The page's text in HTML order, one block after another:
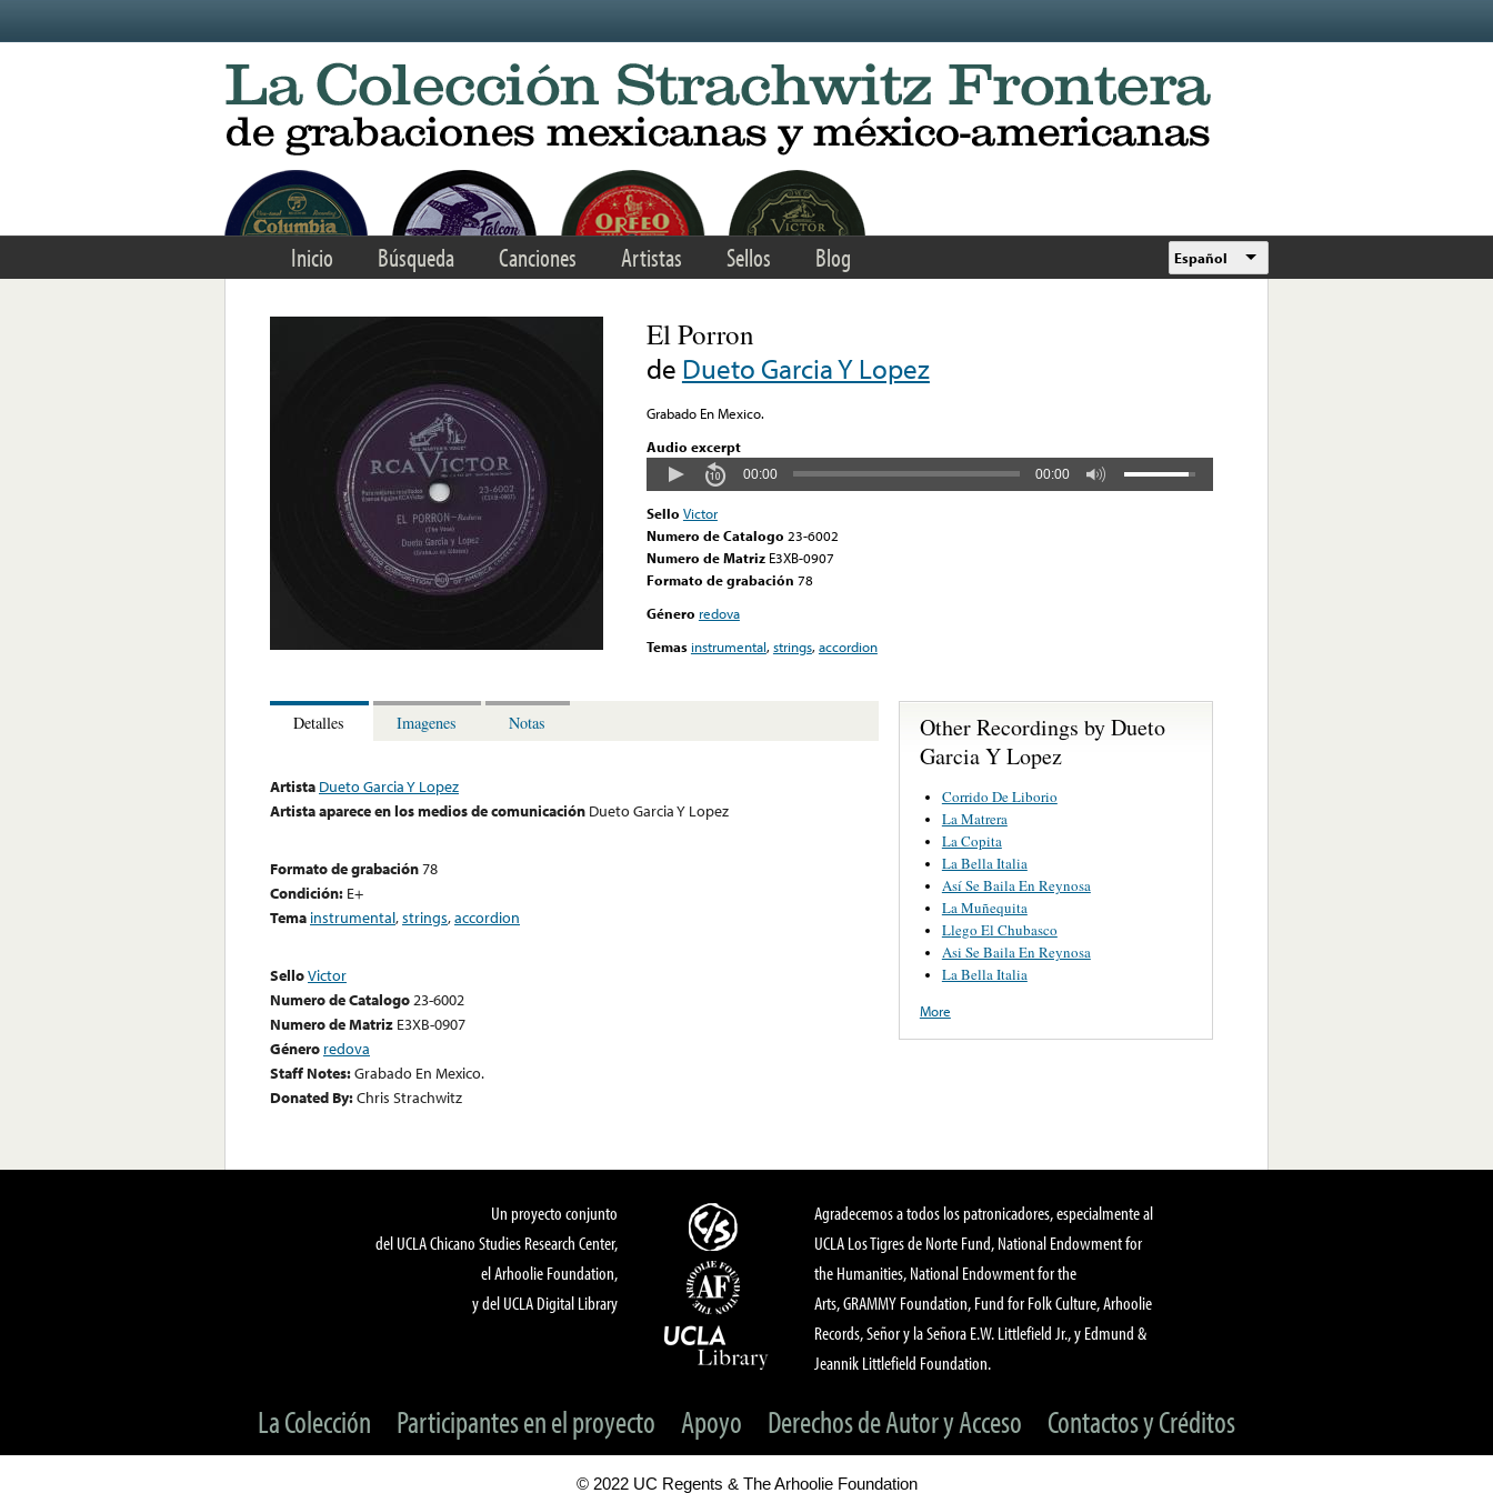
Inicio Búsqueda Canciones Artistas Sellos Blog Español
El Porron
de Dueto Garcia Y Lopez
Grabado En Mexico.
Audio excerpt
00:00 00:00
Sello Victor
Numero de Catalogo 23-6002
Numero de Matriz E3XB-0907
Formato de grabación 78
Género redova
Temas instrumental,strings,accordion
Detalles Imagenes Notas
Artista Dueto Garcia Y Lopez
Artista aparece en los medios de comunicación Dueto Garcia Y Lopez
Formato de grabación78
Condición: E+
Tema instrumental,strings,accordion
SelloVictor
Numero de Catalogo23-6002
Numero de Matriz E3XB-0907
Género redova
Staff Notes:Grabado En Mexico.
Donated By:Chris Strachwitz
Other Recordings by Dueto
Garcia Y Lopez
Corrido De Liborio
La Matrera
La Copita
La Bella Italia
Así Se Baila En Reynosa
La Muñequita
Llego El Chubasco
Asi Se Baila En Reynosa
La Bella Italia
More
Un proyecto conjunto
del UCLA Chicano Studies Research Center,
el Arhoolie Foundation,
y del UCLA Digital Library
Agradecemos a todos los patronicadores, especialmente al
UCLA Los Tigres de Norte Fund, National Endowment for
the Humanities, National Endowment for the
Arts, GRAMMY Foundation, Fund for Folk Culture, Arhoolie
Records, Señor y la Señora E.W. Littlefield Jr., y Edmund &
Jeannik Littlefield Foundation.
La Colección Participantes en el proyecto Apoyo Derechos de Autor y Acceso Contactos y Créditos
© 2022 UC Regents & The Arhoolie Foundation